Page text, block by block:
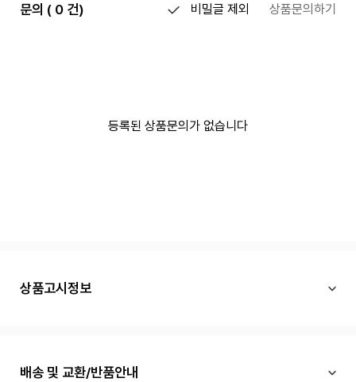
문의 ( 0 건) 비밀글 제외 상품문의하기
등록된 상품문의가 없습니다
상품고시정보
배송 및 교환/반품안내